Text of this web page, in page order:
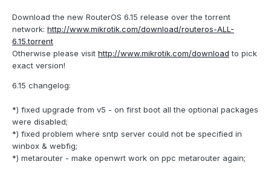
Download the new RouterOS 6.15 release over the torrent
network: http://www.mikrotik.com/download/routeros-ALL-
6.15.torrent
Otherwise please visit http://www.mikrotik.com/download to pick
exact version!
6.15 changelog:
*) fixed upgrade from v5 - on first boot all the optional packages
were disabled;
*) fixed problem where sntp server could not be specified in
winbox & webfig;
*) metarouter - make openwrt work on ppc metarouter again;